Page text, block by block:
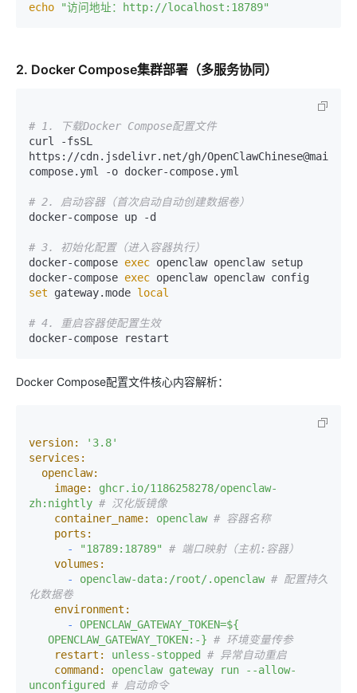
echo
"访问地址：http://localhost:18789"
2. Docker Compose集群部署（多服务协同）
# 1. 下载Docker Compose配置文件
curl -fsSL
https://cdn.jsdelivr.net/gh/OpenClawChinese@main/
compose.yml -o docker-compose.yml
# 2. 启动容器（首次启动自动创建数据卷）
docker-compose up -d
# 3. 初始化配置（进入容器执行）
docker-compose exec openclaw openclaw setup
docker-compose exec
set gateway.mode local
# 4. 重启容器使配置生效
Docker Compose配置文件核心内容解析：
version:
'3.8'
services:
openclaw:
image:
ghcr.io/1186258278/openclaw-
zh:nightly # 汉化版镜像
container_name:
openclaw # 容器名称
ports:
-
"18789:18789"
# 端口映射（主机:容器）
volumes:
-
openclaw-data:/root/.openclaw # 配置持久
化数据卷
environment:
-
OPENCLAW_GATEWAY_TOKEN=${
OPENCLAW_GATEWAY_TOKEN:-} # 环境变量传参
restart:
unless-stopped
# 异常自动重启
command:
openclaw gateway run
--allow-
unconfigured
# 启动命令